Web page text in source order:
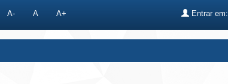
A- A A+ Entrar em: